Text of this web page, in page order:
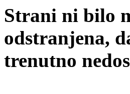
Strani ni bilo
odstranjena,
trenutno